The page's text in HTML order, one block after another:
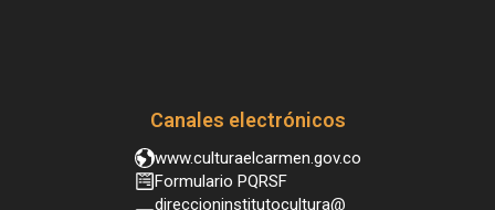
Canales electrónicos
www.culturaelcarmen.gov.co
Formulario PQRSF
direccioninstitutocultura@